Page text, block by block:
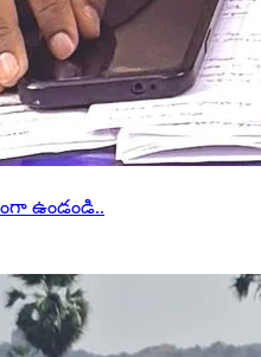
ఉండండి..